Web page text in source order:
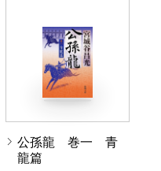
公孫龍 巻一 青
龍篇